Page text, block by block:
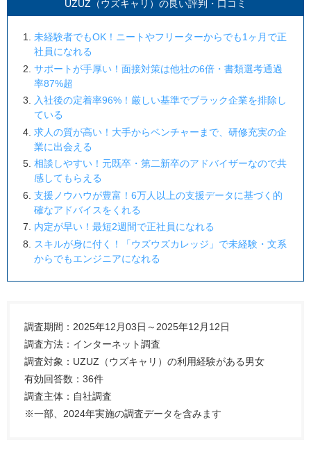
UZUZ（ウズキャリ）の良い評判・口コミ
未経験者でもOK！ニートやフリーターからでも1ヶ月で正
社員になれる
サポートが手厚い！面接対策は他社の6倍・書類選考通過
率87%超
入社後の定着率96%！厳しい基準でブラック企業を排除し
ている
求人の質が高い！大手からベンチャーまで、研修充実の企
業に出会える
相談しやすい！元既卒・第二新卒のアドバイザーなので共
感してもらえる
支援ノウハウが豊富！6万人以上の支援データに基づく的
確なアドバイスをくれる
内定が早い！最短2週間で正社員になれる
スキルが身に付く！「ウズウズカレッジ」で未経験・文系
からでもエンジニアになれる
調査期間：2025年12月03日～2025年12月12日
調査方法：インターネット調査
調査対象：UZUZ（ウズキャリ）の利用経験がある男女
有効回答数：36件
調査主体：自社調査
※一部、2024年実施の調査データを含みます